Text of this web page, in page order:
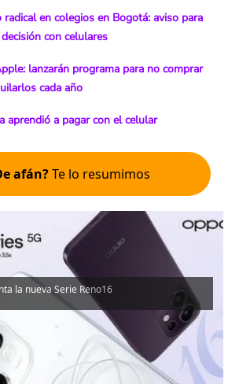
radical en colegios en Bogotá: aviso para
con celulares
lanzarán programa para no comprar
cada año
aprendió a pagar con el celular
afán?Te lo resumimos
la nueva Serie Reno16